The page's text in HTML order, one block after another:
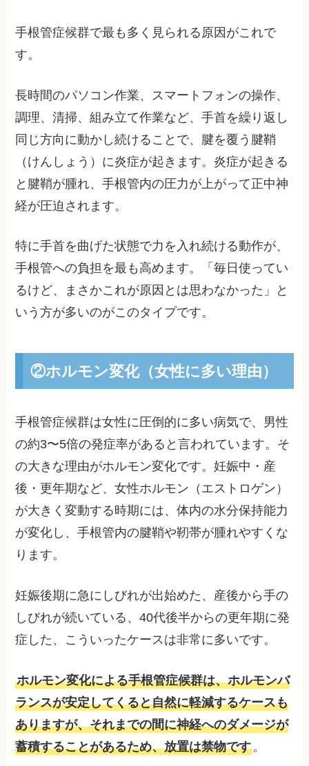
手根管症候群で最も多く見られる原因がこれで
す。
長時間のパソコン作業、スマートフォンの操作、
調理、清掃、組み立て作業など、手首を繰り返し
同じ方向に動かし続けることで、腱を覆う腱鞘
（けんしょう）に炎症が起きます。炎症が起きる
と腱鞘が腫れ、手根管内の圧力が上がって正中神
経が圧迫されます。
特に手首を曲げた状態で力を入れ続ける動作が、
手根管への負担を最も高めます。「毎日使ってい
るけど、まさかこれが原因とは思わなかった」と
いう方が多いのがこのタイプです。
②ホルモン変化（女性に多い理由）
手根管症候群は女性に圧倒的に多い病気で、男性
の約3〜5倍の発症率があると言われています。そ
の大きな理由がホルモン変化です。妊娠中・産
後・更年期など、女性ホルモン（エストロゲン）
が大きく変動する時期には、体内の水分保持能力
が変化し、手根管内の腱鞘や靭帯が腫れやすくな
ります。
妊娠後期に急にしびれが出始めた、産後から手の
しびれが続いている、40代後半からの更年期に発
症した、こういったケースは非常に多いです。
ホルモン変化による手根管症候群は、ホルモンバ
ランスが安定してくると自然に軽減するケースも
ありますが、それまでの間に神経へのダメージが
蓄積することがあるため、放置は禁物です。